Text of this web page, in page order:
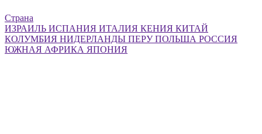
Страна
ИЗРАИЛЬ ИСПАНИЯ ИТАЛИЯ КЕНИЯ КИТАЙ
КОЛУМБИЯ НИДЕРЛАНДЫ ПЕРУПОЛЬША РОССИЯ
ЮЖНАЯ АФРИКА ЯПОНИЯ